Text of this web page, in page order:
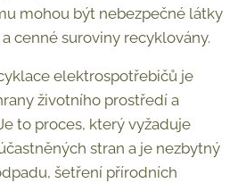
mohou být nebezpečné látky
cenné suroviny recyklovány.
elektrospotřebičů je
životního prostředí a
to proces, který vyžaduje
stran a je nezbytný
šetření přírodních